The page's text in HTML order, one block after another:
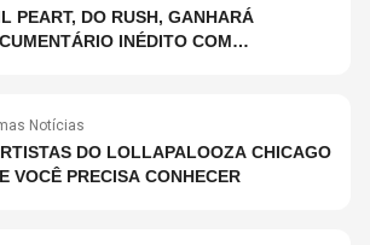
PEART, DO RUSH, GANHARÁ
INÉDITO COM
Notícias
DO LOLLAPALOOZA CHICAGO
VOCÊ PRECISA CONHECER